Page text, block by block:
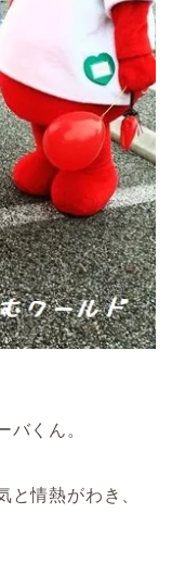
バくん。
と情熱がわき、